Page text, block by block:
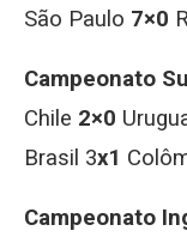
São Paulo 7×0
Campeonato
Chile 2×0
Brasil 3x1
Campeonato